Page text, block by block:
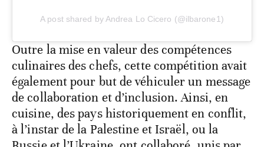
A post shared by Andrea Lo Cicero (@ilbarone1)
Outre la mise en valeur des compétences
culinaires des chefs, cette compétition avait
également pour but de véhiculer un message
de collaboration et d’inclusion. Ainsi, en
cuisine, des pays historiquement en conflit,
à l’instar de la Palestine et Israël, ou la